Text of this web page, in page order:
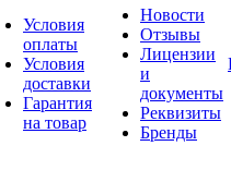
Условия
оплаты
Условия
доставки
Гарантия
на товар
Новости
Отзывы
Лицензии
и
документы
Реквизиты
Бренды